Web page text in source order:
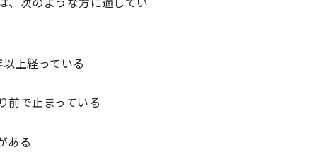
上経っている
前で止まっている
ある